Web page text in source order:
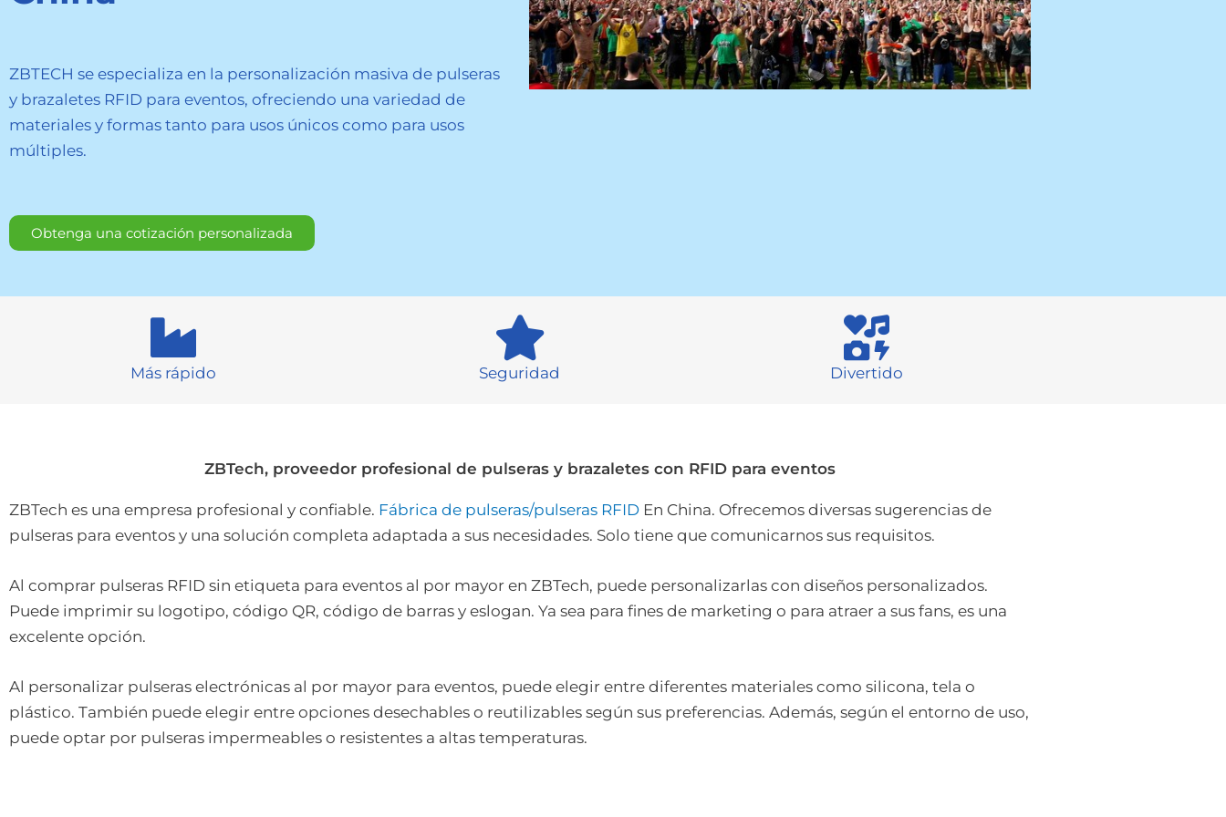
ZBTECH se especializa en la personalización masiva de pulseras
y brazaletes RFID para eventos, ofreciendo una variedad de
materiales y formas tanto para usos únicos como para usos
múltiples.
Obtenga una cotización personalizada
Más rápido Seguridad Divertido
ZBTech, proveedor profesional de pulseras y brazaletes con RFID para eventos
ZBTech es una empresa profesional y confiable. Fábrica de pulseras/pulseras RFID En China. Ofrecemos diversas sugerencias de
pulseras para eventos y una solución completa adaptada a sus necesidades. Solo tiene que comunicarnos sus requisitos.
Al comprar pulseras RFID sin etiqueta para eventos al por mayor en ZBTech, puede personalizarlas con diseños personalizados.
Puede imprimir su logotipo, código QR, código de barras y eslogan. Ya sea para fines de marketing o para atraer a sus fans, es una
excelente opción.
Al personalizar pulseras electrónicas al por mayor para eventos, puede elegir entre diferentes materiales como silicona, tela o
plástico. También puede elegir entre opciones desechables o reutilizables según sus preferencias. Además, según el entorno de uso,
puede optar por pulseras impermeables o resistentes a altas temperaturas.